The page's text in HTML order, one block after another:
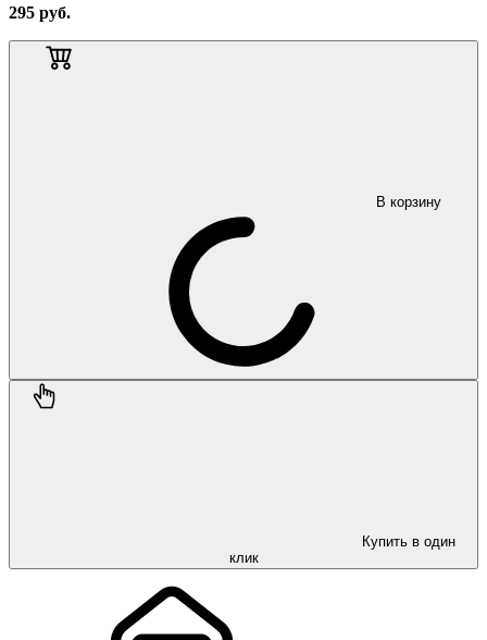
295 руб.
В корзину
Купить в один
клик